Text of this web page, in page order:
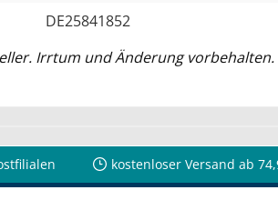
DE25841852
Irrtum und Änderung vorbehalten.
kostenloser Versand ab